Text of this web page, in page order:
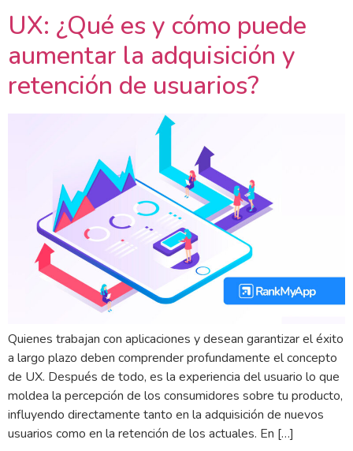
UX: ¿Qué es y cómo puede
aumentar la adquisición y
retención de usuarios?
Quienes trabajan con aplicaciones y desean garantizar el éxito
a largo plazo deben comprender profundamente el concepto
de UX. Después de todo, es la experiencia del usuario lo que
moldea la percepción de los consumidores sobre tu producto,
influyendo directamente tanto en la adquisición de nuevos
usuarios como en la retención de los actuales. En […]